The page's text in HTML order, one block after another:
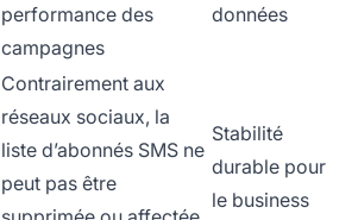
performance des
campagnes
données
Contrairement aux
réseaux sociaux, la
liste d’abonnés SMS ne
peut pas être
Stabilité
durable pour
le business